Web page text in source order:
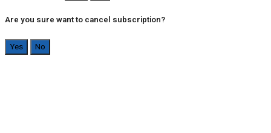
Are you sure want to cancel subscription?
Yes No